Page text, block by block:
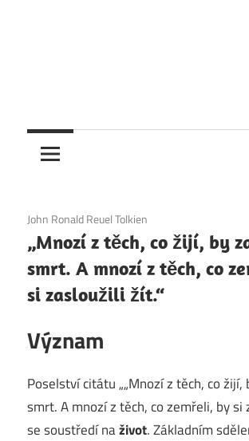
6. 12. 2020
John Ronald Reuel Tolkien
„Mnozí z těch, co žijí, by
smrt. A mnozí z těch, co
si zasloužili žít.“
Význam
Poselství citátu „„Mnozí z těch, co žijí,
smrt. A mnozí z těch, co zemřeli, by si
se soustředí naživot. Základním